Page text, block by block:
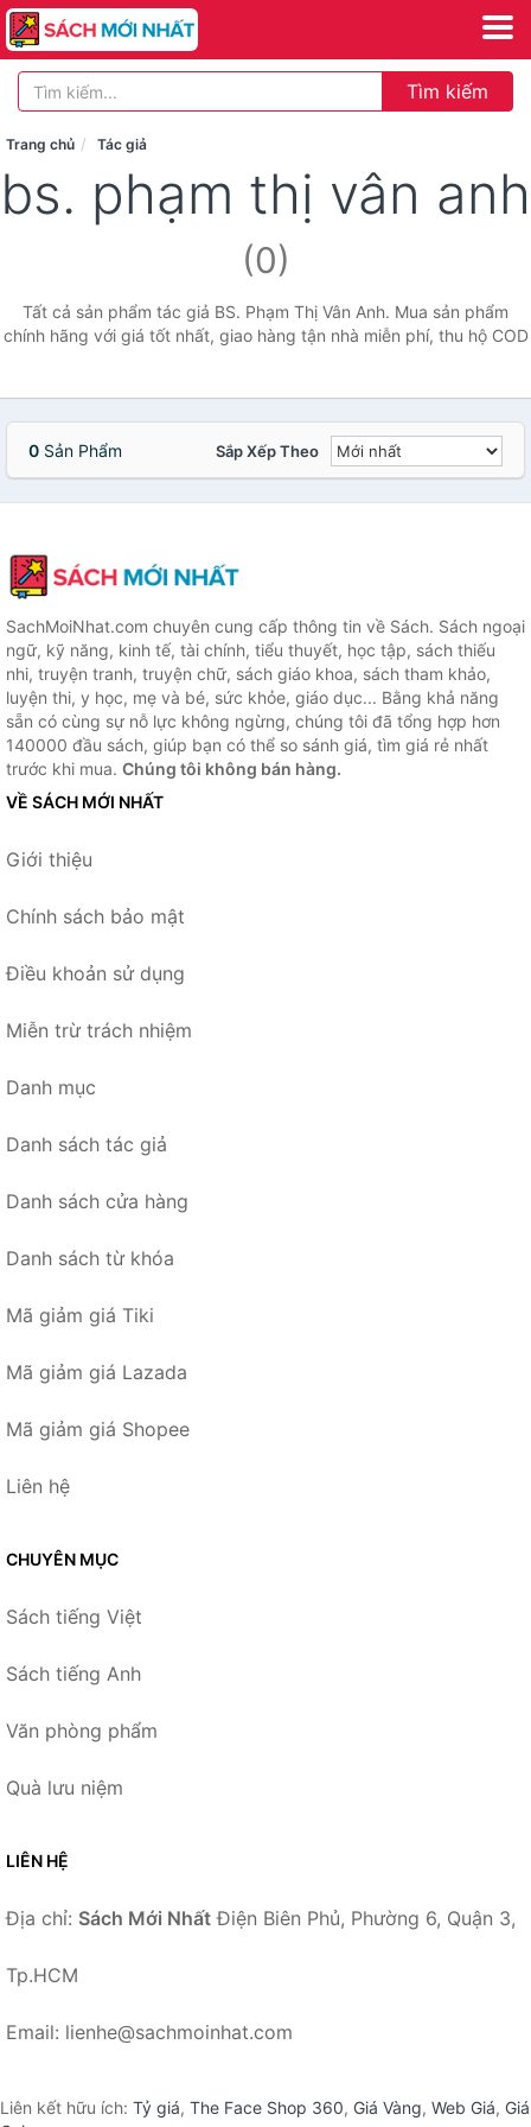
Tìm kiếm
Trang chủ Tác giả
bs. phạm thị vân anh
(0)
Tất cả sản phẩm tác giả BS. Phạm Thị Vân Anh. Mua sản phẩm
chính hãng với giá tốt nhất, giao hàng tận nhà miễn phí, thu hộ COD
0 Sản Phẩm Sắp Xếp Theo
SachMoiNhat.com chuyên cung cấp thông tin về Sách. Sách ngoại
ngữ, kỹ năng, kinh tế, tài chính, tiểu thuyết, học tập, sách thiếu
nhi, truyện tranh, truyện chữ, sách giáo khoa, sách tham khảo,
luyện thi, y học, mẹ và bé, sức khỏe, giáo dục... Bằng khả năng
sẵn có cùng sự nỗ lực không ngừng, chúng tôi đã tổng hợp hơn
140000 đầu sách, giúp bạn có thể so sánh giá, tìm giá rẻ nhất
trước khi mua. Chúng tôi không bán hàng.
VỀ SÁCH MỚI NHẤT
Giới thiệu
Chính sách bảo mật
Điều khoản sử dụng
Miễn trừ trách nhiệm
Danh mục
Danh sách tác giả
Danh sách cửa hàng
Danh sách từ khóa
Mã giảm giá Tiki
Mã giảm giá Lazada
Mã giảm giá Shopee
Liên hệ
CHUYÊN MỤC
Sách tiếng Việt
Sách tiếng Anh
Văn phòng phẩm
Quà lưu niệm
LIÊN HỆ
Địa chỉ: Sách Mới Nhất Điện Biên Phủ, Phường 6, Quận 3,
Tp.HCM
Email: lienhe@sachmoinhat.com
Liên kết hữu ích: Tỷ giá, The Face Shop 360, Giá Vàng, Web Giá, Giá